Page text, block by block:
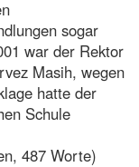
sogar
war der Rektor
Masih, wegen
hatte der
Schule
487 Worte)